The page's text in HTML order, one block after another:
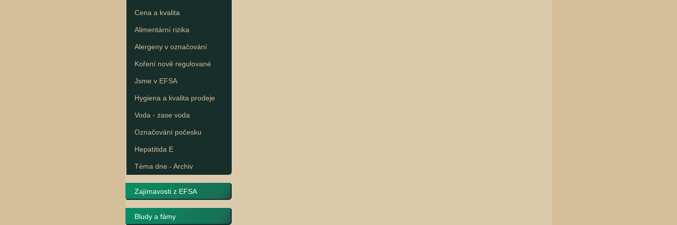
Cena a kvalita
Alimentární rizika
Alergeny v označování
Koření nově regulované
Jsme v EFSA
Hygiena a kvalita prodeje
Voda - zase voda
Označování počesku
Hepatitida E
Téma dne - Archiv
Zajímavosti z EFSA
Bludy a fámy